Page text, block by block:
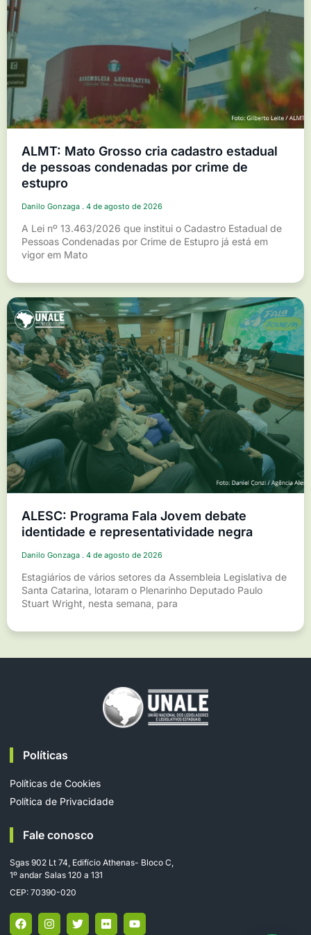
ALMT: Mato Grosso cria cadastro estadual
de pessoas condenadas por crime de
estupro
Danilo Gonzaga 4 de agosto de 2026
A Lei nº 13.463/2026 que institui o Cadastro Estadual de
Pessoas Condenadas por Crime de Estupro já está em
vigor em Mato
ALESC: Programa Fala Jovem debate
identidade e representatividade negra
Danilo Gonzaga 4 de agosto de 2026
Estagiários de vários setores da Assembleia Legislativa de
Santa Catarina, lotaram o Plenarinho Deputado Paulo
Stuart Wright, nesta semana, para
Políticas
Políticas de Cookies
Política de Privacidade
Fale conosco
Sgas 902 Lt 74, Edifício Athenas- Bloco C,
1º andar Salas 120 a 131
CEP: 70390-020